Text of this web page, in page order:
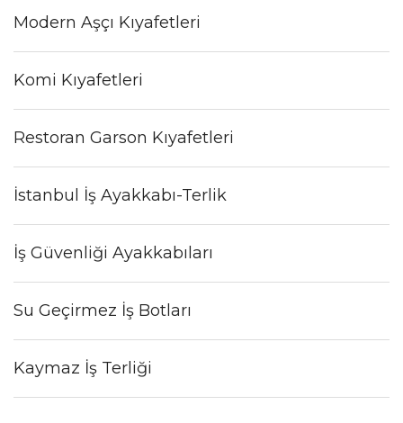
Modern Aşçı Kıyafetleri
Komi Kıyafetleri
Restoran Garson Kıyafetleri
İstanbul İş Ayakkabı-Terlik
İş Güvenliği Ayakkabıları
Su Geçirmez İş Botları
Kaymaz İş Terliği